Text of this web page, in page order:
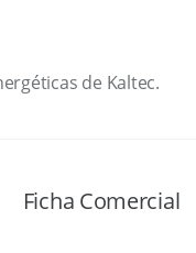
de Kaltec.
Ficha Comercial